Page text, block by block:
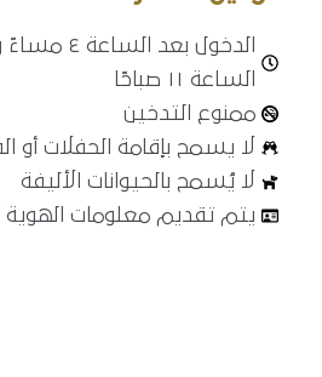
الدخول بعد
الساعة ١١ صباحًا
ممنوع التدخين
لا يسمح بإقامة الحفلات أو
لا يُسمح بالحيوانات الأليفة
يتم تقديم معلومات الهوية
المدينة